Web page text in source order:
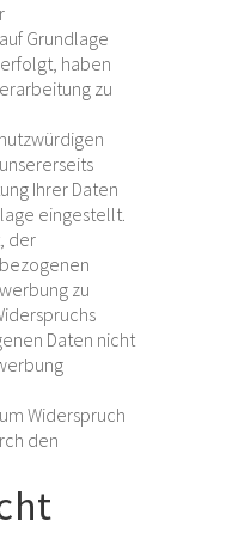
Grundlage
haben
zu
Ihrer Daten
eingestellt.
der
zu
Daten nicht
Widerspruch
den